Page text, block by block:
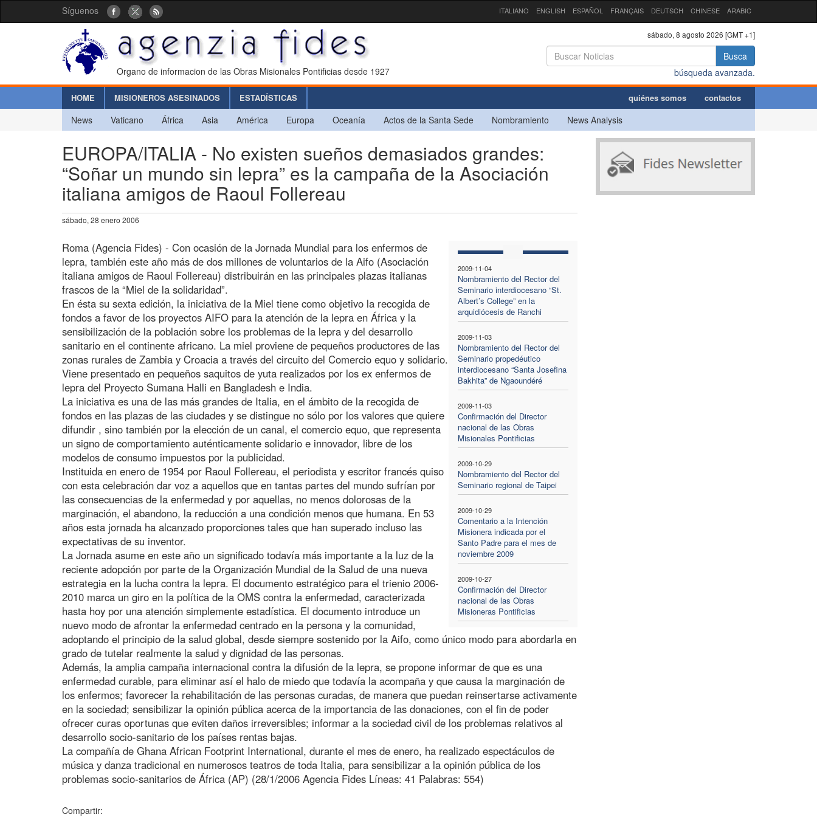
Síguenos ITALIANO ENGLISH ESPAÑOL FRANÇAIS DEUTSCH CHINESE ARABIC
Organo de informacion de las Obras Misionales Pontificias desde 1927
sábado, 8 agosto 2026 [GMT +1]
Busca
búsqueda avanzada.
HOME MISIONEROS ASESINADOS ESTADÍSTICAS quiénes somos contactos
News Vaticano África Asia América Europa Oceanía Actos de la Santa Sede Nombramiento News Analysis
EUROPA/ITALIA - No existen sueños demasiados grandes:
“Soñar un mundo sin lepra” es la campaña de la Asociación
italiana amigos de Raoul Follereau
sábado, 28 enero 2006
2009-11-04
Nombramiento del Rector del
Seminario interdiocesano “St.
Albert’s College” en la
arquidiócesis de Ranchi
2009-11-03
Nombramiento del Rector del
Seminario propedéutico
interdiocesano “Santa Josefina
Bakhita” de Ngaoundéré
2009-11-03
Confirmación del Director
nacional de las Obras
Misionales Pontificias
2009-10-29
Nombramiento del Rector del
Seminario regional de Taipei
2009-10-29
Comentario a la Intención
Misionera indicada por el
Santo Padre para el mes de
noviembre 2009
2009-10-27
Confirmación del Director
nacional de las Obras
Misioneras Pontificias
Roma (Agencia Fides) - Con ocasión de la Jornada Mundial para los enfermos de
lepra, también este año más de dos millones de voluntarios de la Aifo (Asociación
italiana amigos de Raoul Follereau) distribuirán en las principales plazas italianas
frascos de la “Miel de la solidaridad”.
En ésta su sexta edición, la iniciativa de la Miel tiene como objetivo la recogida de
fondos a favor de los proyectos AIFO para la atención de la lepra en África y la
sensibilización de la población sobre los problemas de la lepra y del desarrollo
sanitario en el continente africano. La miel proviene de pequeños productores de las
zonas rurales de Zambia y Croacia a través del circuito del Comercio equo y solidario.
Viene presentado en pequeños saquitos de yuta realizados por los ex enfermos de
lepra del Proyecto Sumana Halli en Bangladesh e India.
La iniciativa es una de las más grandes de Italia, en el ámbito de la recogida de
fondos en las plazas de las ciudades y se distingue no sólo por los valores que quiere
difundir , sino también por la elección de un canal, el comercio equo, que representa
un signo de comportamiento auténticamente solidario e innovador, libre de los
modelos de consumo impuestos por la publicidad.
Instituida en enero de 1954 por Raoul Follereau, el periodista y escritor francés quiso
con esta celebración dar voz a aquellos que en tantas partes del mundo sufrían por
las consecuencias de la enfermedad y por aquellas, no menos dolorosas de la
marginación, el abandono, la reducción a una condición menos que humana. En 53
años esta jornada ha alcanzado proporciones tales que han superado incluso las
expectativas de su inventor.
La Jornada asume en este año un significado todavía más importante a la luz de la
reciente adopción por parte de la Organización Mundial de la Salud de una nueva
estrategia en la lucha contra la lepra. El documento estratégico para el trienio 2006-
2010 marca un giro en la política de la OMS contra la enfermedad, caracterizada
hasta hoy por una atención simplemente estadística. El documento introduce un
nuevo modo de afrontar la enfermedad centrado en la persona y la comunidad,
adoptando el principio de la salud global, desde siempre sostenido por la Aifo, como único modo para abordarla en
grado de tutelar realmente la salud y dignidad de las personas.
Además, la amplia campaña internacional contra la difusión de la lepra, se propone informar de que es una
enfermedad curable, para eliminar así el halo de miedo que todavía la acompaña y que causa la marginación de
los enfermos; favorecer la rehabilitación de las personas curadas, de manera que puedan reinsertarse activamente
en la sociedad; sensibilizar la opinión pública acerca de la importancia de las donaciones, con el fin de poder
ofrecer curas oportunas que eviten daños irreversibles; informar a la sociedad civil de los problemas relativos al
desarrollo socio-sanitario de los países rentas bajas.
La compañía de Ghana African Footprint International, durante el mes de enero, ha realizado espectáculos de
música y danza tradicional en numerosos teatros de toda Italia, para sensibilizar a la opinión pública de los
problemas socio-sanitarios de África (AP) (28/1/2006 Agencia Fides Líneas: 41 Palabras: 554)
Compartir: